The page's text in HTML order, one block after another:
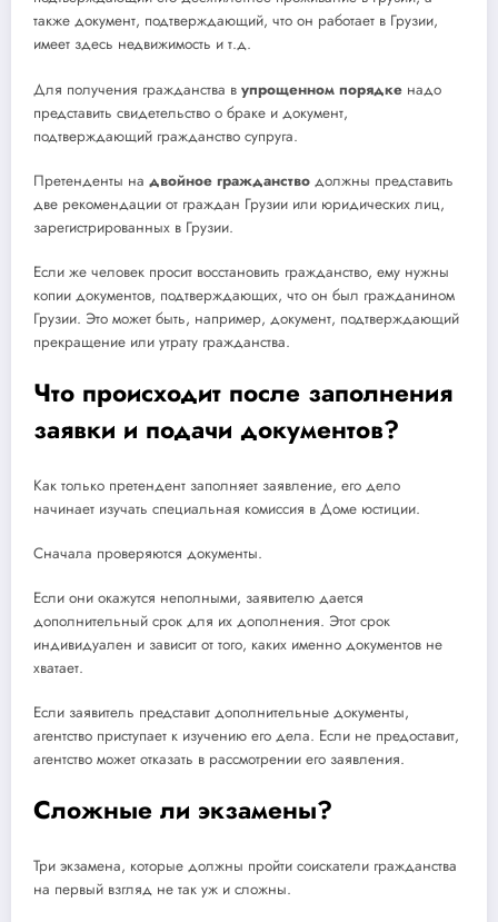
также документ, подтверждающий, что он работает в Грузии,
имеет здесь недвижимость и т.д.
Для получения гражданства в упрощенном порядке надо
представить свидетельство о браке и документ,
подтверждающий гражданство супруга.
Претенденты на двойное гражданство должны представить
две рекомендации от граждан Грузии или юридических лиц,
зарегистрированных в Грузии.
Если же человек просит восстановить гражданство, ему нужны
копии документов, подтверждающих, что он был гражданином
Грузии. Это может быть, например, документ, подтверждающий
прекращение или утрату гражданства.
Что происходит после заполнения
заявки и подачи документов?
Как только претендент заполняет заявление, его дело
начинает изучать специальная комиссия в Доме юстиции.
Сначала проверяются документы.
Если они окажутся неполными, заявителю дается
дополнительный срок для их дополнения. Этот срок
индивидуален и зависит от того, каких именно документов не
хватает.
Если заявитель представит дополнительные документы,
агентство приступает к изучению его дела. Если не предоставит,
агентство может отказать в рассмотрении его заявления.
Сложные ли экзамены?
Три экзамена, которые должны пройти соискатели гражданства
на первый взгляд не так уж и сложны.